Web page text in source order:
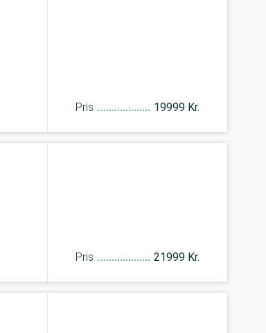
Pris 19999 Kr.
Pris 21999 Kr.